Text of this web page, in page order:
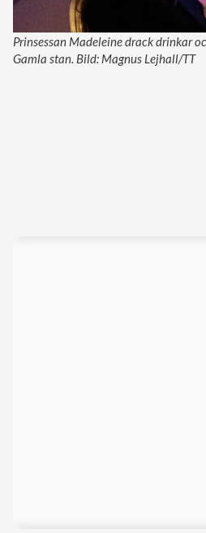
Prinsessan Madeleine drack drinkar
Gamla stan. Bild: Magnus Lejhall/TT